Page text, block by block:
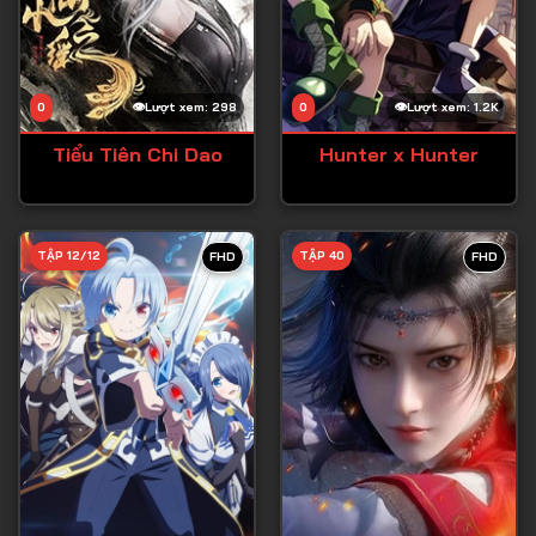
Tập 59
Tập 60
Tập 61
Tập 63
Tập 64
Tập 65
Tập 66
Tập 67
Tập 68
Tập 69
Tập 70
Lượt xem: 298
0
Tiểu Tiên Chi Dao
Lượt xem: 1.2K
0
Hunter x Hunter
FHD
TẬP 12/12 FHD
TẬP 40